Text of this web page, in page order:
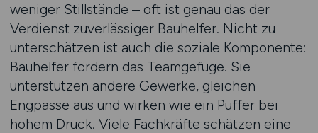
weniger Stillstände – oft ist genau das der
Verdienst zuverlässiger Bauhelfer. Nicht zu
unterschätzen ist auch die soziale Komponente:
Bauhelfer fördern das Teamgefüge. Sie
unterstützen andere Gewerke, gleichen
Engpässe aus und wirken wie ein Puffer bei
hohem Druck. Viele Fachkräfte schätzen eine